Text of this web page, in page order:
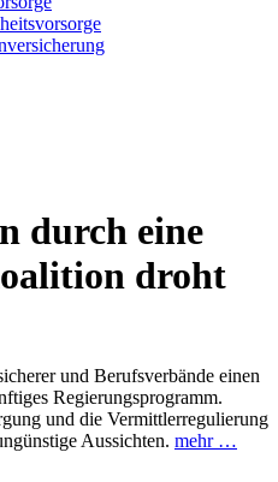
durch eine
droht
und Berufsverbände einen
Regierungsprogramm.
und die Vermittlerregulierung
Aussichten. mehr …